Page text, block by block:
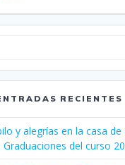
RECIENTES
y alegrías en la casa
Graduaciones del curso